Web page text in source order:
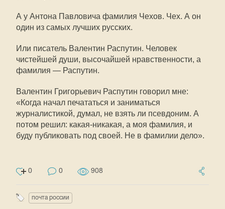
А у Антона Павловича фамилия Чехов. Чех. А он
один из самых лучших русских.
Или писатель Валентин Распутин. Человек
чистейшей души, высочайшей нравственности, а
фамилия — Распутин.
Валентин Григорьевич Распутин говорил мне:
«Когда начал печататься и заниматься
журналистикой, думал, не взять ли псевдоним. А
потом решил: какая-никакая, а моя фамилия, и
буду публиковать под своей. Не в фамилии дело».
0 0 908
почта россии